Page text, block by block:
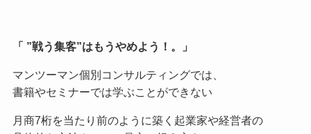
「 ”戦う集客”はもうやめよう！。」
マンツーマン個別コンサルティングでは、
書籍やセミナーでは学ぶことができない
月商7桁を当たり前のように築く起業家や経営者の